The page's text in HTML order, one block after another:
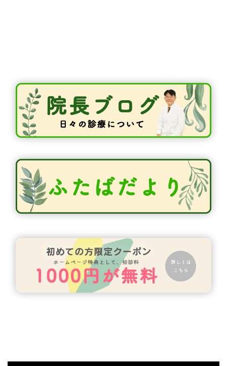
2025.06.01
ふたばだより5月・6月号を更新しました
2025.04.09
ふたばだより3月・4月号を更新しました
2025.02.14
ふたばだより1月・2月号を更新しました
2024.12.13
2024.10.27
ふたばだより9月・10月号を更新しまし